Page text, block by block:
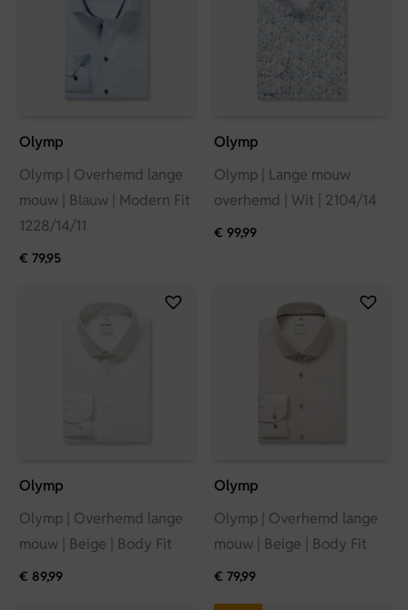
Olymp
Olymp | Overhemd lange
mouw | Blauw | Modern Fit
1228/14/11
€ 79,95
Olymp
Olymp | Lange mouw
overhemd | Wit | 2104/14
€ 99,99
Olymp
Olymp | Overhemd lange
mouw | Beige | Body Fit
€ 89,99
Olymp
Olymp | Overhemd lange
mouw | Beige | Body Fit
€ 79,99